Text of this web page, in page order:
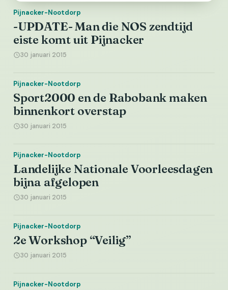
Pijnacker-Nootdorp
-UPDATE- Man die NOS zendtijd
eiste komt uit Pijnacker
30 januari 2015
Pijnacker-Nootdorp
Sport2000 en de Rabobank maken
binnenkort overstap
30 januari 2015
Pijnacker-Nootdorp
Landelijke Nationale Voorleesdagen
bijna afgelopen
30 januari 2015
Pijnacker-Nootdorp
2e Workshop “Veilig”
30 januari 2015
Pijnacker-Nootdorp